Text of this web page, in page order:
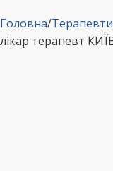
Головна/Терапевти
лікар терапевт